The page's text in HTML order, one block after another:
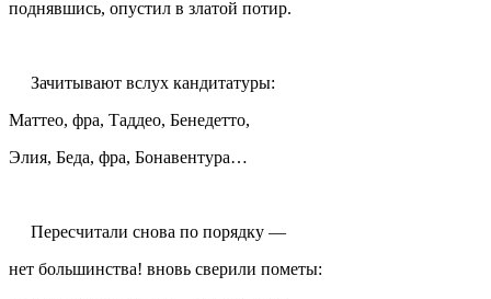
поднявшись, опустил в златой потир.
Зачитывают вслух кандитатуры:
Маттео, фра, Таддео, Бенедетто,
Элия, Беда, фра, Бонавентура…
Пересчитали снова по порядку —
нет большинства! вновь сверили пометы: